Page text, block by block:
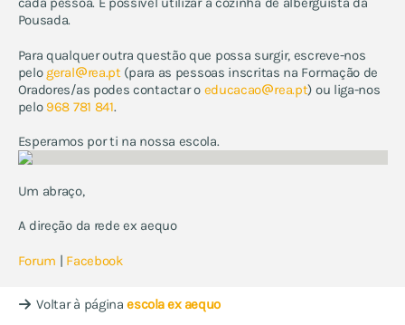
Pousada.
Para qualquer outra questão que possa surgir, escreve-nos
pelo geral rea.pt(para as pessoas inscritas na Formação de
Oradores/as podes contactar o educacao rea.pt) ou liga-nos
pelo 968 781 841.
Esperamos por ti na nossa escola.
Um abraço,
A direção da rede ex aequo
Forum | Facebook
Voltar à páginaescola ex aequo